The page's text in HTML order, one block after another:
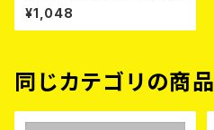
CD
¥1,048
同じカテゴリの商品